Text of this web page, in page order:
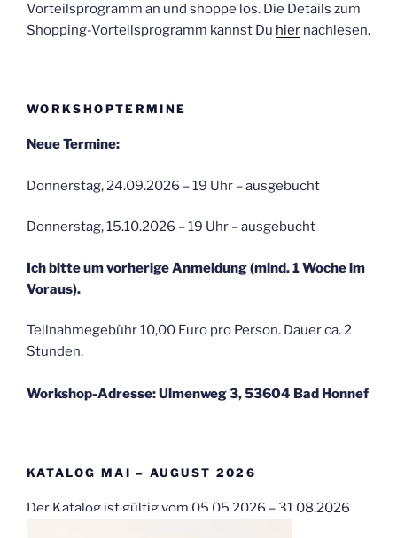
Vorteilsprogramm an und shoppe los. Die Details zum
Shopping-Vorteilsprogramm kannst Du hier nachlesen.
WORKSHOPTERMINE
Neue Termine:
Donnerstag, 24.09.2026 – 19 Uhr – ausgebucht
Donnerstag, 15.10.2026 – 19 Uhr – ausgebucht
Ich bitte um vorherige Anmeldung (mind. 1 Woche im
Voraus).
Teilnahmegebühr 10,00 Euro pro Person. Dauer ca. 2
Stunden.
Workshop-Adresse: Ulmenweg 3, 53604 Bad Honnef
KATALOG MAI – AUGUST 2026
Der Katalog ist gültig vom 05.05.2026 – 31.08.2026